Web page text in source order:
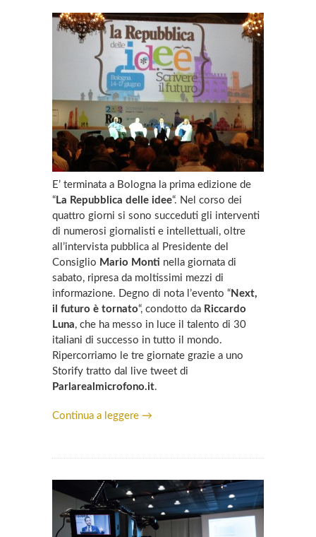
E’ terminata a Bologna la prima edizione de
“La Repubblica delle idee“. Nel corso dei
quattro giorni si sono succeduti gli interventi
di numerosi giornalisti e intellettuali, oltre
all’intervista pubblica al Presidente del
Consiglio Mario Monti nella giornata di
sabato, ripresa da moltissimi mezzi di
informazione. Degno di nota l’evento “Next,
il futuro è tornato“, condotto da Riccardo
Luna, che ha messo in luce il talento di 30
italiani di successo in tutto il mondo.
Ripercorriamo le tre giornate grazie a uno
Storify tratto dal live tweet di
Parlarealmicrofono.it.
Continua a leggere →